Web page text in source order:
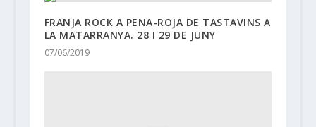
FRANJA ROCK A PENA-ROJA DE TASTAVINS A
LA MATARRANYA. 28 I 29 DE JUNY
07/06/2019